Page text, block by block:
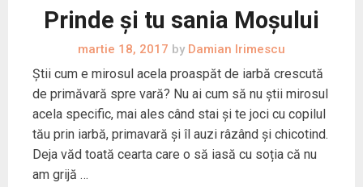
Prinde și tu sania Moșului
martie 18, 2017 by Damian Irimescu
Știi cum e mirosul acela proaspăt de iarbă crescută
de primăvară spre vară? Nu ai cum să nu știi mirosul
acela specific, mai ales când stai și te joci cu copilul
tău prin iarbă, primavară și îl auzi râzând și chicotind.
Deja văd toată cearta care o să iasă cu soția că nu
am grijă …